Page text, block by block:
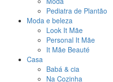
Pediatra de Plantão
Moda e beleza
Look It Mãe
Personal It Mãe
It Mãe Beauté
Casa
Babá & cia
Na Cozinha